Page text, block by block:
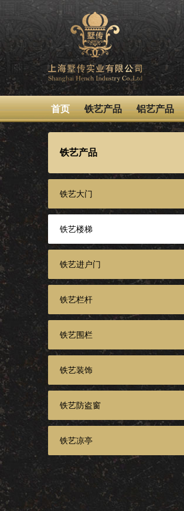
首页 铁艺产品 铝艺产品
铁艺产品
铁艺大门
铁艺楼梯
铁艺进户门
铁艺栏杆
铁艺围栏
铁艺装饰
铁艺防盗窗
铁艺凉亭